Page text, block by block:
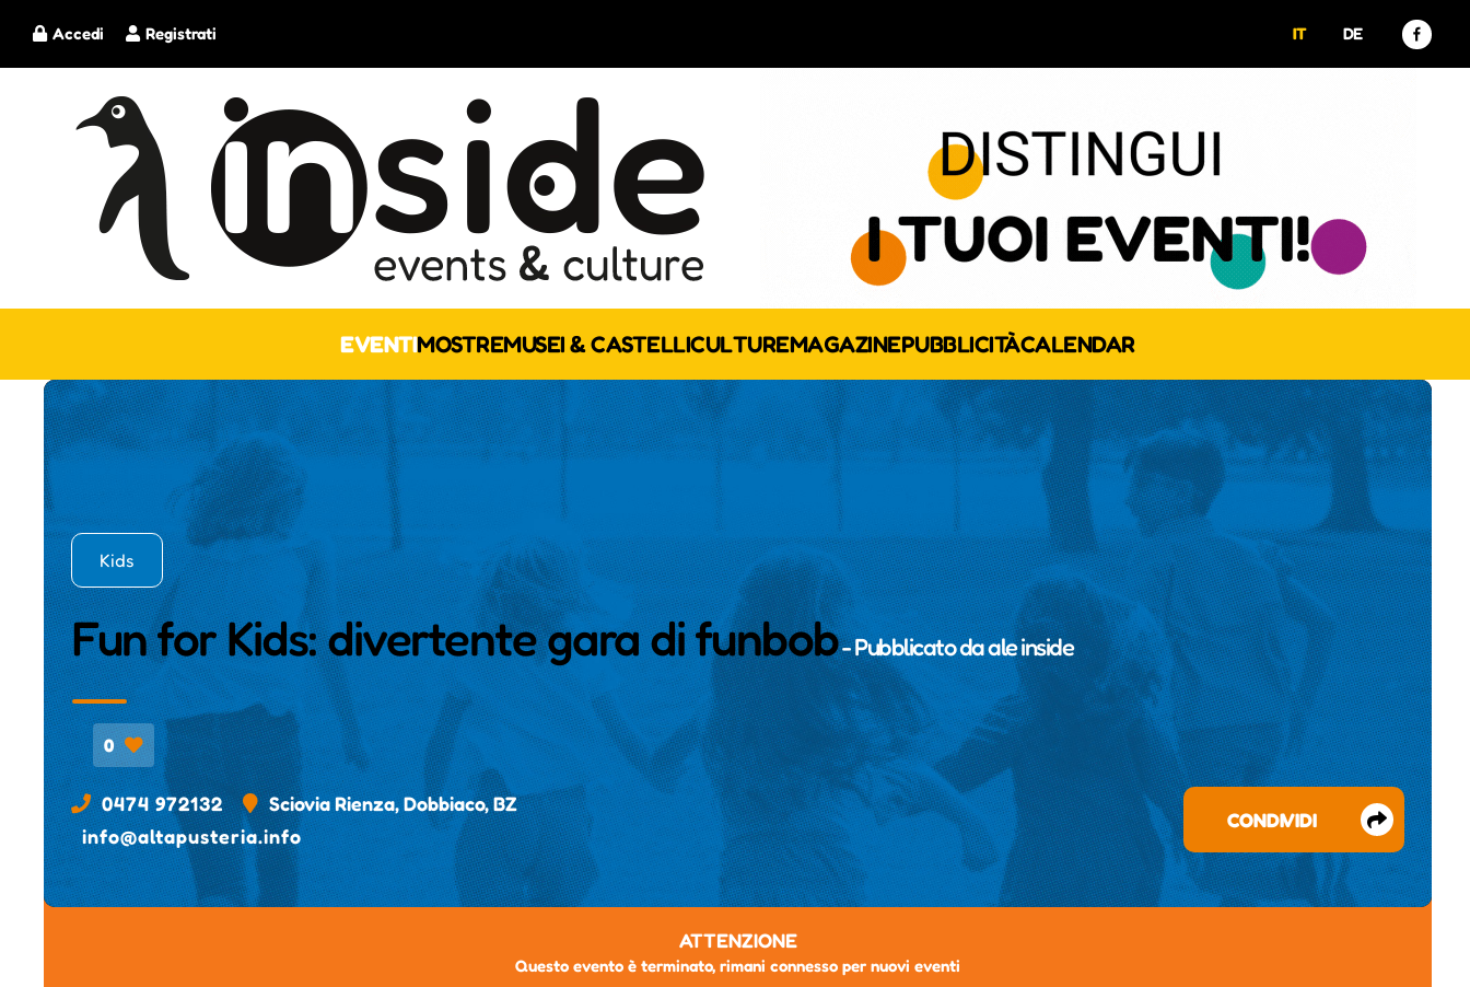
Registrati
Accedi IT DE
EVENTIMOSTREMUSEI & CASTELLICULTUREMAGAZINEPUBBLICITÀCALENDAR
Kids
Fun for Kids: divertente gara di funbob- Pubblicato daale inside
0
0474 972132
Sciovia Rienza, Dobbiaco, BZ
info@altapusteria.info
CONDIVIDI
ATTENZIONE
Questo evento è terminato, rimani connesso per nuovi eventi